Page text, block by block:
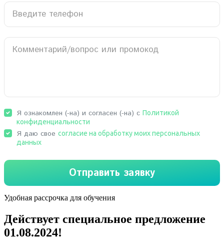
Удобная рассрочка для обучения
Действует специальное предложение
01.08.2024!